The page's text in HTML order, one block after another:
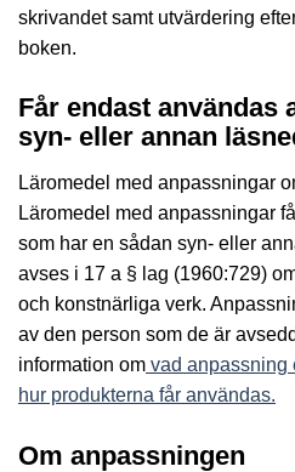
skrivandet samt utvärdering
boken.
Får endast användas
syn- eller annan
Läromedel med anpassningar
Läromedel med anpassningar
som har en sådan syn- eller
avses i 17 a § lag (1960:729)
och konstnärliga verk.
av den person som de är
information om vad anpassning
hur produkterna får användas.
Om anpassningen